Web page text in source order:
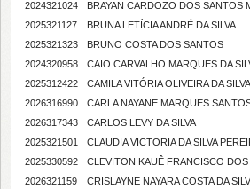
2024321024
BRAYAN CARDOZO DOS SANTOS
2025321127
BRUNA LETÍCIA ANDRÉ DA SILVA
2025321323
BRUNO COSTA DOS SANTOS
2024320958
CAIO CARVALHO MARQUES DA
2025312422
CAMILA VITÓRIA OLIVEIRA DA SILVA
2026316990
CARLA NAYANE MARQUES
2026317343
CARLOS LEVY DA SILVA
2025321501
CLAUDIA VICTORIA DA SILVA
2025330592
CLEVITON KAUÊ FRANCISCO
2026321159
CRISLAYNE NAYARA COSTA DA